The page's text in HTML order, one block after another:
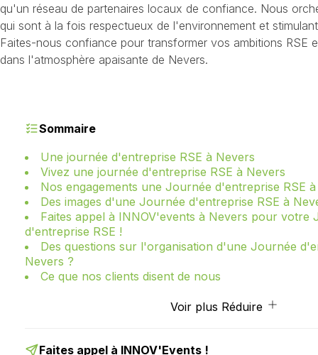
qu'un réseau de partenaires locaux de confiance. Nous
qui sont à la fois respectueux de l'environnement et
Faites-nous confiance pour transformer vos ambitions RSE
dans l'atmosphère apaisante de Nevers.
Sommaire
Une journée d'entreprise RSE à Nevers
Vivez une journée d'entreprise RSE à Nevers
Nos engagements une Journée d'entreprise RSE
Des images d'une Journée d'entreprise RSE à
Faites appel à INNOV'events à Nevers pour votre
d'entreprise RSE !
Des questions sur l'organisation d'une Journée
Nevers ?
Ce que nos clients disent de nous
Voir plus Réduire
Faites appel à INNOV'Events !